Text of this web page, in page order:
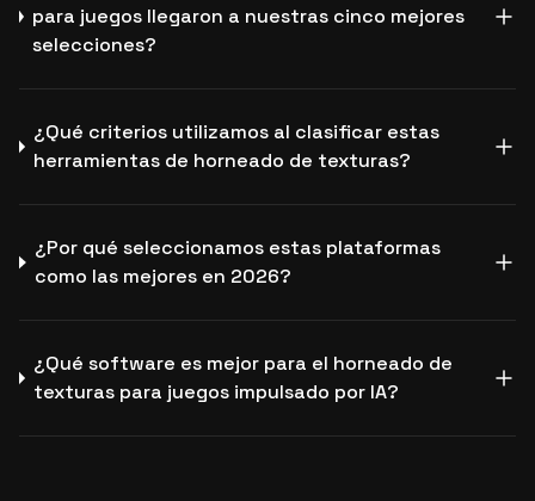
para juegos llegaron a nuestras cinco mejores
selecciones?
¿Qué criterios utilizamos al clasificar estas
herramientas de horneado de texturas?
¿Por qué seleccionamos estas plataformas
como las mejores en 2026?
¿Qué software es mejor para el horneado de
texturas para juegos impulsado por IA?